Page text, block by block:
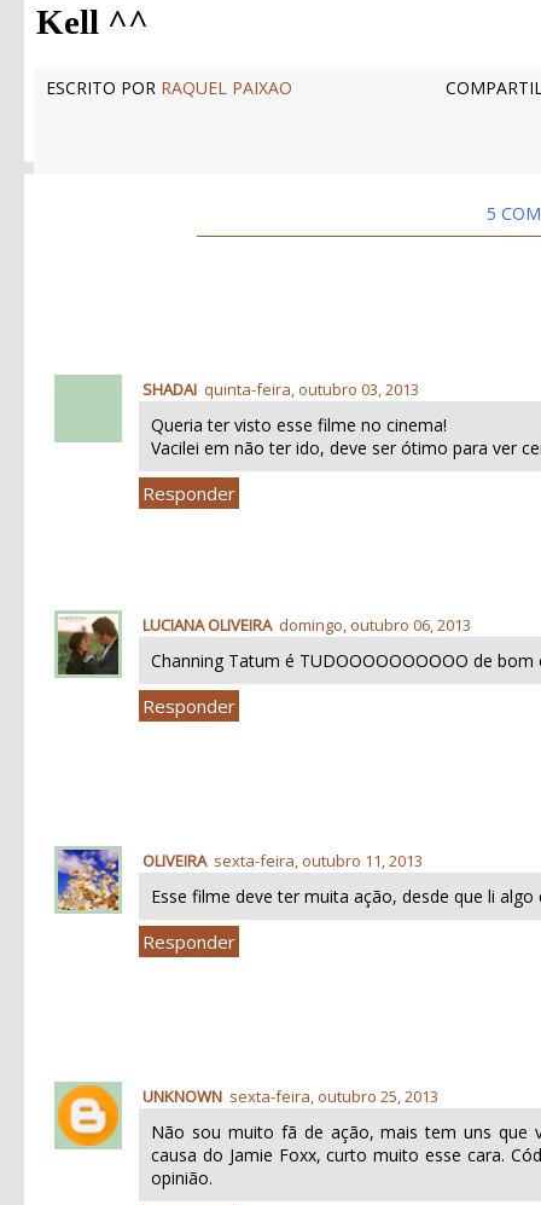
Kell ^^
ESCRITO POR RAQUEL PAIXAO
5
SHADAI quinta-feira, outubro 03, 2013
Queria ter visto esse filme no cinema!
Vacilei em não ter ido, deve ser ótimo para ver
Responder
LUCIANA OLIVEIRA domingo, outubro 06, 2013
Channing Tatum é TUDOOOOOOOOOO de
Responder
OLIVEIRA sexta-feira, outubro 11, 2013
Esse filme deve ter muita ação, desde que li
Responder
UNKNOWN sexta-feira, outubro 25, 2013
Não sou muito fã de ação, mais tem uns que
causa do Jamie Foxx, curto muito esse cara.
opinião.